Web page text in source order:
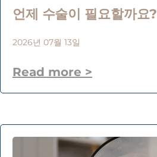
언제 수술이 필요할까요?
2026년 07월 13일
Read more >